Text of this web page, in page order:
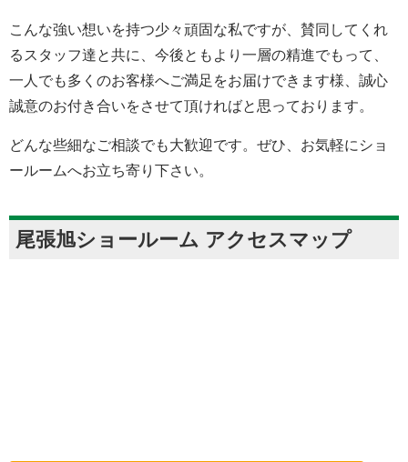
こんな強い想いを持つ少々頑固な私ですが、賛同してくれ
るスタッフ達と共に、今後ともより一層の精進でもって、
一人でも多くのお客様へご満足をお届けできます様、誠心
誠意のお付き合いをさせて頂ければと思っております。
どんな些細なご相談でも大歓迎です。ぜひ、お気軽にショ
ールームへお立ち寄り下さい。
尾張旭ショールーム アクセスマップ